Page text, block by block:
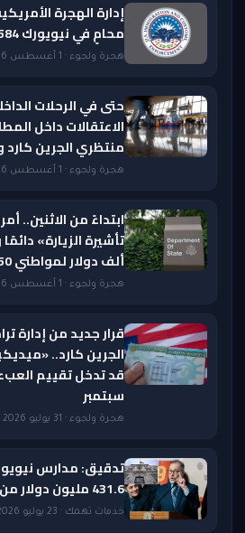
إدارة الهجرة
محامٍ في نيويورك 470584 دولاراً
هجرة ولجوء · 1 أغسطس 2026 — 7:10 PM
الاعتقالات داخل
منتظري الجرين كارد
هجرة ولجوء · 1 أغسطس 2026 — 12:51 PM
ابتداءً من الاثنين..
ألف دولار لمواطني 50 دولة
هجرة ولجوء · 1 أغسطس 2026 — 9:23 AM
قرار جديد من إدارة
الجرين كارد..
سبتمبر
هجرة ولجوء · 31 يوليو 2026 — 8:19 AM
تدقيق: مدارس
431.6 مليون دولار من «ميديكيد
خدمات تهمك · 23 يوليو 2026 — 9:06 PM